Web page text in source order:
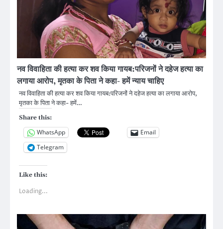
नव विवाहिता की हत्या कर शव किया गायब:परिजनों ने दहेज हत्या का
लगाया आरोप, मृतका के पिता ने कहा- हमें न्याय चाहिए
नव विवाहिता की हत्या कर शव किया गायब:परिजनों ने दहेज हत्या का लगाया आरोप,
मृतका के पिता ने कहा- हमें…
Share this:
WhatsApp
Email
Telegram
Like this:
Loading...